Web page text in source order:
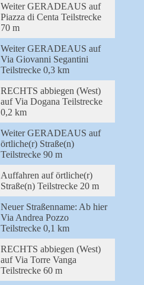
Weiter GERADEAUS auf
Piazza di Centa Teilstrecke
70 m
Weiter GERADEAUS auf
Via Giovanni Segantini
Teilstrecke 0,3 km
RECHTS abbiegen (West)
auf Via Dogana Teilstrecke
0,2 km
Weiter GERADEAUS auf
örtliche(r) Straße(n)
Teilstrecke 90 m
Auffahren auf örtliche(r)
Straße(n) Teilstrecke 20 m
Neuer Straßenname: Ab hier
Via Andrea Pozzo
Teilstrecke 0,1 km
RECHTS abbiegen (West)
auf Via Torre Vanga
Teilstrecke 60 m